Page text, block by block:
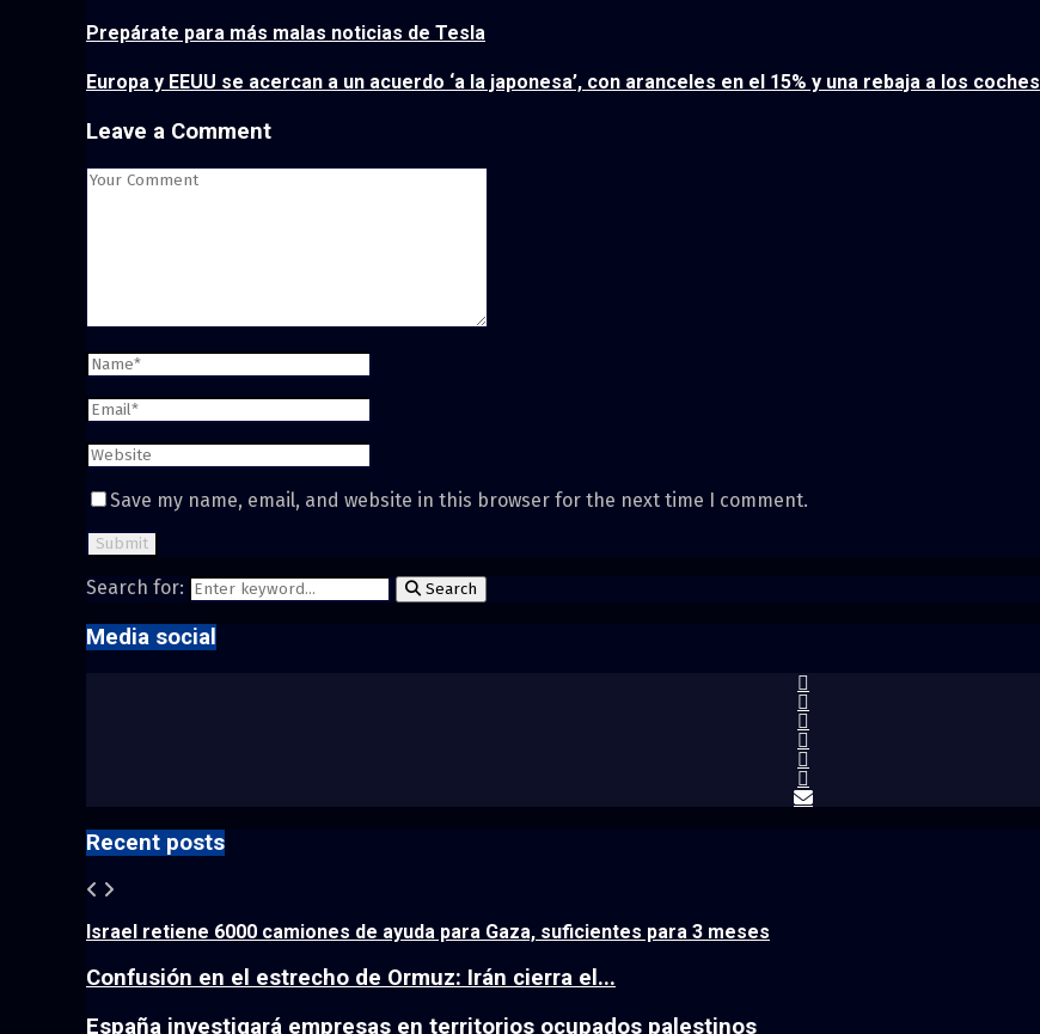
Prepárate para más malas noticias de Tesla
Europa y EEUU se acercan a un acuerdo ‘a la japonesa’, con aranceles en el 15% y una rebaja a los coches
Leave a Comment
Save my name, email, and website in this browser for the next time I comment.
Search for: Search
Media social
Recent posts
Israel retiene 6000 camiones de ayuda para Gaza, suficientes para 3 meses
Confusión en el estrecho de Ormuz: Irán cierra el...
España investigará empresas en territorios ocupados palestinos